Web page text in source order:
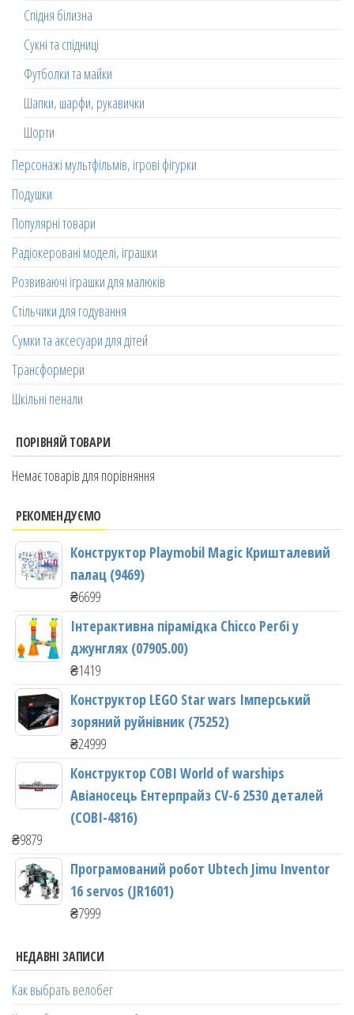
Спідня білизна
Сукні та спідниці
Футболки та майки
Шапки, шарфи, рукавички
Шорти
Персонажі мультфільмів, ігрові фігурки
Подушки
Популярні товари
Радіокеровані моделі, іграшки
Розвиваючі іграшки для малюків
Стільчики для годування
Сумки та аксесуари для дітей
Трансформери
Шкільні пенали
ПОРІВНЯЙ ТОВАРИ
Немає товарів для порівняння
РЕКОМЕНДУЄМО
Конструктор Playmobil Magic Кришталевий
палац (9469)
₴6699
Інтерактивна пірамідка Chicco Регбі у
джунглях (07905.00)
₴1419
Конструктор LEGO Star wars Імперський
зоряний руйнівник (75252)
₴24999
Конструктор COBI World of warships
Авіаносець Ентерпрайз CV-6 2530 деталей
(COBI-4816)
₴9879
Програмований робот Ubtech Jimu Inventor
16 servos (JR1601)
₴7999
НЕДАВНІ ЗАПИСИ
Как выбрать велобег